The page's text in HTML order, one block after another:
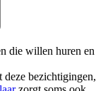
die willen huren en
deze bezichtigingen,